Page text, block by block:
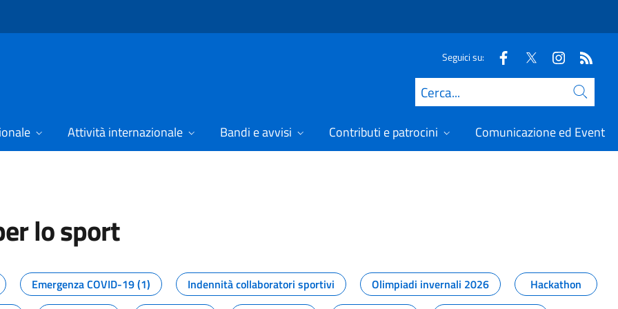
Seguici su:
Cerca
Attività internazionale Bandi e avvisi Contributi e patrocini Comunicazione ed Eventi
lo sport
dal Dipartimento per lo sport
Emergenza COVID-19 (1) Indennità collaboratori sportivi Olimpiadi invernali 2026
Hackathon